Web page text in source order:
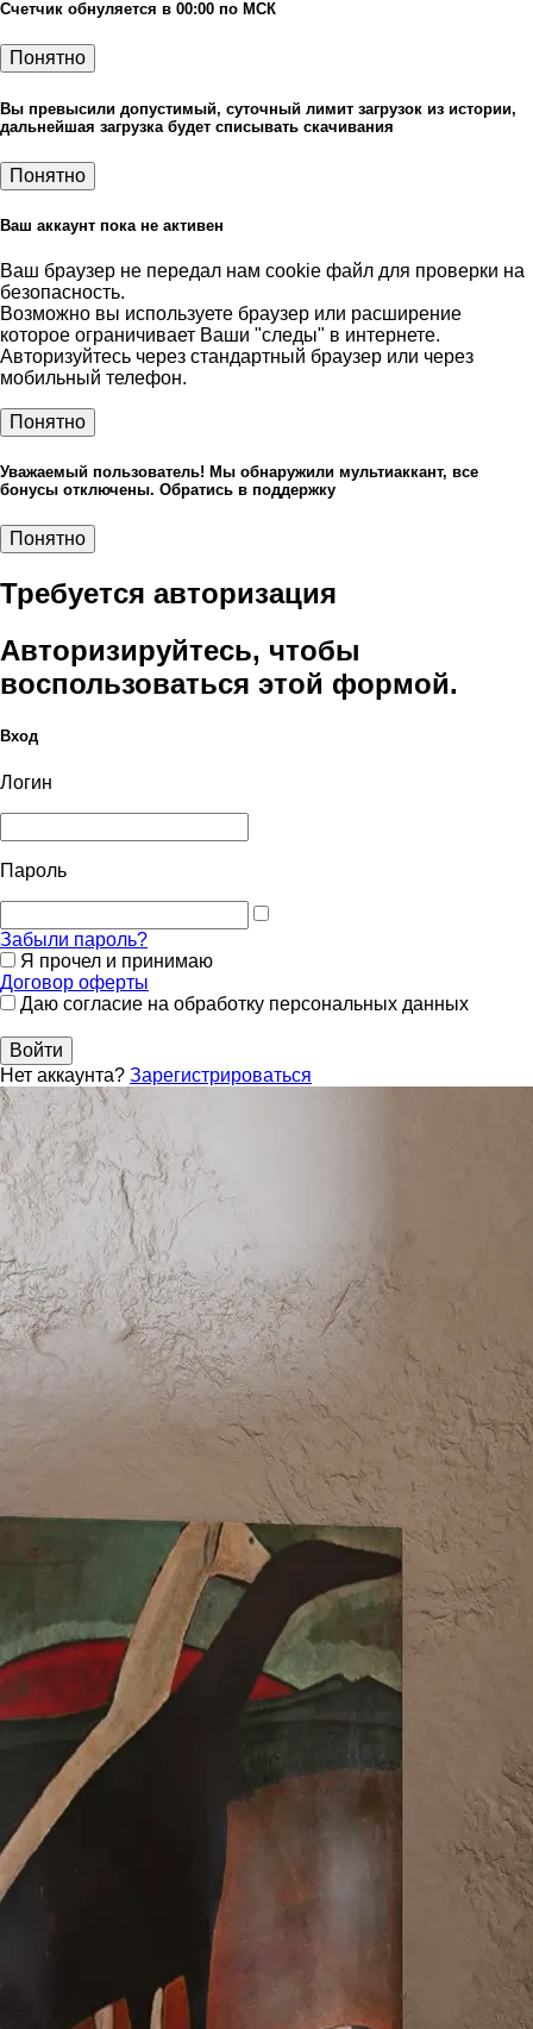
Счетчик обнуляется в 00:00 по МСК
Понятно
Вы превысили допустимый, суточный лимит загрузок из истории,
дальнейшая загрузка будет списывать скачивания
Понятно
Ваш аккаунт пока не активен
Ваш браузер не передал нам cookie файл для проверки на
безопасность.
Возможно вы используете браузер или расширение
которое ограничивает Ваши "следы" в интернете.
Авторизуйтесь через стандартный браузер или через
мобильный телефон.
Понятно
Уважаемый пользователь! Мы обнаружили мультиаккант, все
бонусы отключены. Обратись в поддержку
Понятно
Требуется авторизация
Авторизируйтесь, чтобы
воспользоваться этой формой.
Вход
Логин
Пароль
Забыли пароль?
Я прочел и принимаю
Договор оферты
Даю согласие на обработку персональных данных
Войти
Нет аккаунта? Зарегистрироваться